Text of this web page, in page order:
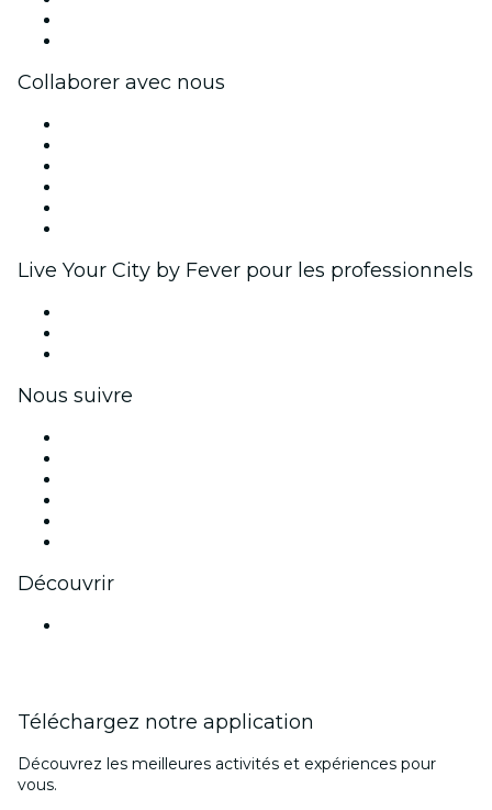
Collaborer avec nous
Live Your City by Fever pour les professionnels
Nous suivre
Découvrir
Téléchargez notre application
Découvrez les meilleures activités et expériences pour
vous.